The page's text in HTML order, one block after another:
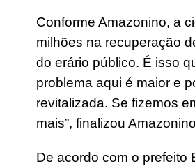
Conforme Amazonino, a
milhões na recuperação
do erário público. É isso
problema aqui é maior e
revitalizada. Se fizemos
mais”, finalizou
De acordo com o prefeito